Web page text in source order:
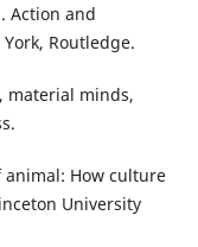
Action and
Routledge.
material minds,
animal: How culture
University